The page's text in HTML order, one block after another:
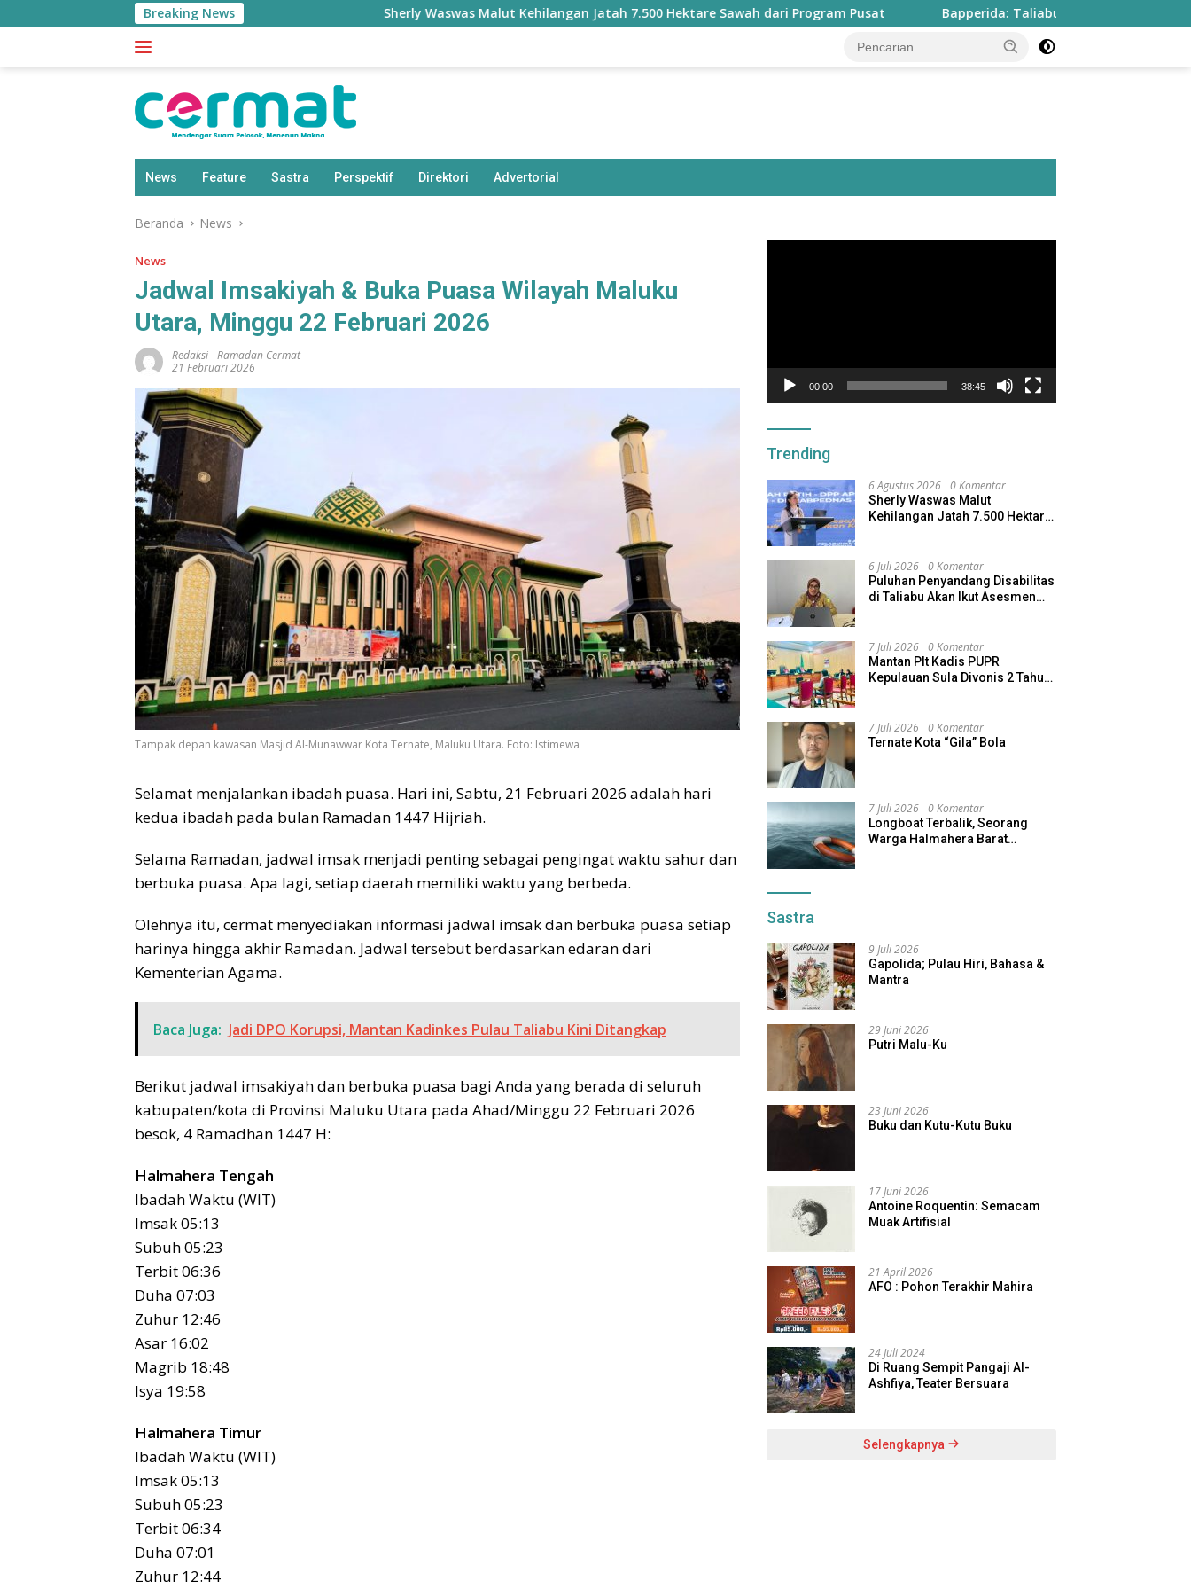
ke
Breaking News Sherly Waswas Malut Kehilangan Jatah 7.500 Hektare Sawah dari Program Pusat Bapperida: Taliabu Butuh Rp2 Triliun untuk
News Feature Sastra Perspektif Direktori Advertorial
Beranda News
News
Jadwal Imsakiyah & Buka Puasa Wilayah Maluku
Utara, Minggu 22 Februari 2026
Redaksi-Ramadan Cermat
21 Februari 2026
Tampak depan kawasan Masjid Al-Munawwar Kota Ternate, Maluku Utara. Foto: Istimewa
Selamat menjalankan ibadah puasa. Hari ini, Sabtu, 21 Februari 2026 adalah hari
kedua ibadah pada bulan Ramadan 1447 Hijriah.
Selama Ramadan, jadwal imsak menjadi penting sebagai pengingat waktu sahur dan
berbuka puasa. Apa lagi, setiap daerah memiliki waktu yang berbeda.
Olehnya itu, cermat menyediakan informasi jadwal imsak dan berbuka puasa setiap
harinya hingga akhir Ramadan. Jadwal tersebut berdasarkan edaran dari
Kementerian Agama.
Baca Juga: Jadi DPO Korupsi, Mantan Kadinkes Pulau Taliabu Kini Ditangkap
Berikut jadwal imsakiyah dan berbuka puasa bagi Anda yang berada di seluruh
kabupaten/kota di Provinsi Maluku Utara pada Ahad/Minggu 22 Februari 2026
besok, 4 Ramadhan 1447 H:
Halmahera Tengah
Ibadah Waktu (WIT)
Imsak 05:13
Subuh 05:23
Terbit 06:36
Duha 07:03
Zuhur 12:46
Asar 16:02
Magrib 18:48
Isya 19:58
Halmahera Timur
Ibadah Waktu (WIT)
Imsak 05:13
Subuh 05:23
Terbit 06:34
Duha 07:01
Zuhur 12:44
00:00 38:45
Trending
6 Agustus 2026 0 Komentar
Sherly Waswas Malut
Kehilangan Jatah 7.500 Hektare
6 Juli 2026 0 Komentar
Puluhan Penyandang Disabilitas
di Taliabu Akan Ikut Asesmen
7 Juli 2026 0 Komentar
Mantan Plt Kadis PUPR
Kepulauan Sula Divonis 2 Tahun
7 Juli 2026 0 Komentar
Ternate Kota “Gila” Bola
7 Juli 2026 0 Komentar
Longboat Terbalik, Seorang
Warga Halmahera Barat
Sastra
9 Juli 2026
Gapolida; Pulau Hiri, Bahasa &
Mantra
29 Juni 2026
Putri Malu-Ku
23 Juni 2026
Buku dan Kutu-Kutu Buku
17 Juni 2026
Antoine Roquentin: Semacam
Muak Artifisial
21 April 2026
AFO : Pohon Terakhir Mahira
24 Juli 2024
Di Ruang Sempit Pangaji Al-
Ashfiya, Teater Bersuara
Selengkapnya